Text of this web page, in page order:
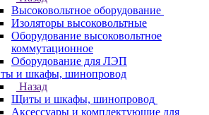
Высоковольтное оборудование
Изоляторы высоковольтные
Оборудование высоковольтное
коммутационное
Оборудование для ЛЭП
и шкафы, шинопровод
Назад
Щиты и шкафы, шинопровод
Аксессуары и комплектующие для